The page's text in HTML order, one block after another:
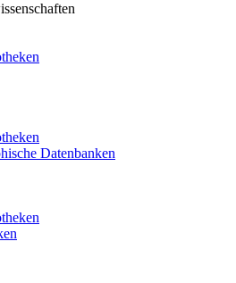
Datenbanken